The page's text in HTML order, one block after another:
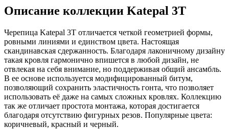
Описание коллекции Katepal 3T
Черепица Katepal 3T отличается четкой геометрией формы,
ровными линиями и единством цвета. Настоящая
скандинавская сдержанность. Благодаря лаконичному дизайну
такая кровля гармонично впишется в любой дизайн, не
отвлекая на себя внимание, но поддерживая общий ансамбль.
В ее основе используется модифицированный битум,
позволяющий сохранить эластичность гонта, что позволяет
использовать её даже на самых сложных кровлях. Коллекцию
так же отличает простота монтажа, которая достигается
благодаря отсутствию фигурных резов. Популярные цвета:
коричневый, красный и черный.